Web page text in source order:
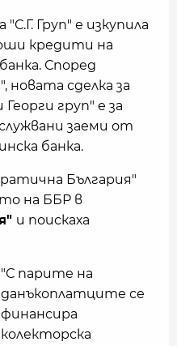
Груп" е изкупила
кредити на
Според
новата сделка за
груп" е за
заеми от
банка.
България"
на ББР в
и поискаха
"С парите на
данъкоплатците се
финансира
колекторска